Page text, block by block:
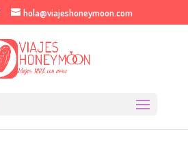
hola@viajeshoneymoon.com